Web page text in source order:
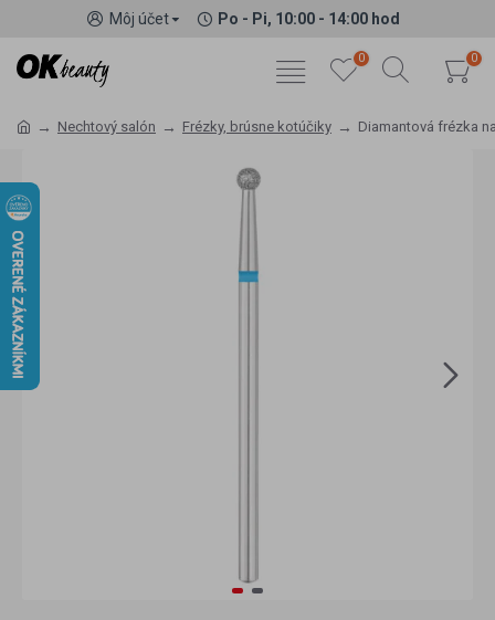
Môj účet Po - Pi, 10:00 - 14:00 hod
0 0
Nechtový salón Frézky, brúsne kotúčiky Diamantová frézka